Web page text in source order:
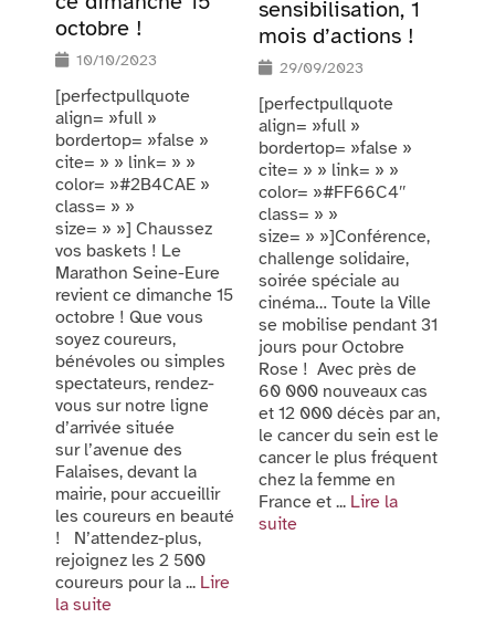
octobre !
10/10/2023
[perfectpullquote
align= »full »
bordertop= »false »
cite= » » link= » »
color= »#2B4CAE »
class= » »
size= » »] Chaussez
vos baskets ! Le
Marathon Seine-Eure
revient ce dimanche 15
octobre ! Que vous
soyez coureurs,
bénévoles ou simples
spectateurs, rendez-
vous sur notre ligne
d’arrivée située
sur l’avenue des
Falaises, devant la
mairie, pour accueillir
les coureurs en beauté
! N’attendez-plus,
rejoignez les 2 500
coureurs pour la ... Lire
la suite
sensibilisation, 1
mois d’actions !
29/09/2023
[perfectpullquote
align= »full »
bordertop= »false »
cite= » » link= » »
color= »#FF66C4″
class= » »
size= » »]Conférence,
challenge solidaire,
soirée spéciale au
cinéma… Toute la Ville
se mobilise pendant 31
jours pour Octobre
Rose ! Avec près de
60 000 nouveaux cas
et 12 000 décès par an,
le cancer du sein est le
cancer le plus fréquent
chez la femme en
France et ... Lire la
suite